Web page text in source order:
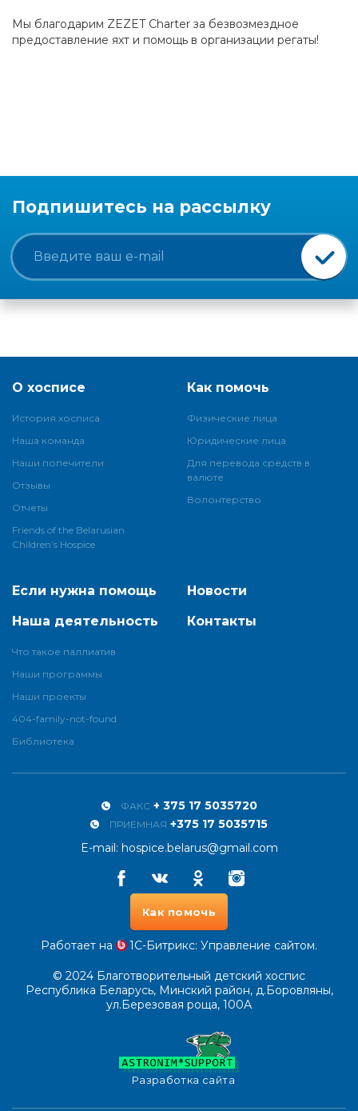
Мы благодарим ZEZET Charter за безвозмездное
предоставление яхт и помощь в организации регаты!
Подпишитесь на рассылку
О хосписе
История хосписа
Наша команда
Наши попечители
Отзывы
Отчеты
Friends of the Belarusian
Children’s Hospice
Как помочь
Физические лица
Юридические лица
Для перевода средств в
валюте
Волонтерство
Если нужна помощь
Наша деятельность
Что такое паллиатив
Наши программы
Наши проекты
404-family-not-found
Библиотека
Новости
Контакты
ФАКС + 375 17 5035720
ПРИЕМНАЯ +375 17 5035715
E-mail: hospice.belarus@gmail.com
FacebookVkontakteOdnoklassnikiInstagram
Как помочь
Работает на 1С-Битрикс: Управление сайтом.
© 2024 Благотворительный детский хоспис
Республика Беларусь, Минский район, д.Боровляны,
ул.Березовая роща, 100А
Разработка сайта